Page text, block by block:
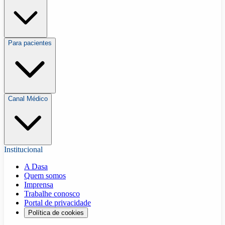
Para pacientes
Canal Médico
Institucional
A Dasa
Quem somos
Imprensa
Trabalhe conosco
Portal de privacidade
Política de cookies